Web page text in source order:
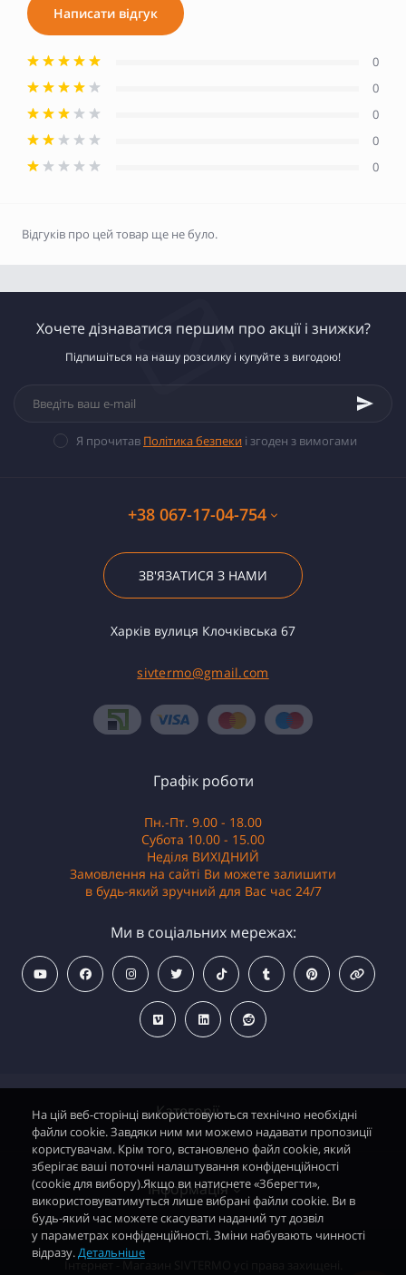
Написати відгук
0
0
0
0
0
Відгуків про цей товар ще не було.
Хочете дізнаватися першим про акції і знижки?
Підпишіться на нашу розсилку і купуйте з вигодою!
Я прочитав Політика безпеки і згоден з вимогами
+38 067-17-04-754
ЗВ'ЯЗАТИСЯ З НАМИ
Харків вулиця Клочківська 67
sivtermo@gmail.com
Категорії
Водонагрівачі електричні
Димохідні газові колонки
Димохідні газові котли і АОГВ
Інформація
Графік роботи
Пн.-Пт. 9.00 - 18.00
Субота 10.00 - 15.00
Неділя ВИХІДНИЙ
Замовлення на сайті Ви можете залишити
в будь-який зручний для Вас час 24/7
Ми в соціальних мережах:
Інтернет - Магазин SIVTERMO усі права захищені.
На цій веб-сторінці використовуються технічно необхідні
файли cookie. Завдяки ним ми можемо надавати пропозиції
користувачам. Крім того, встановлено файл cookie, який
зберігає ваші поточні налаштування конфіденційності
(cookie для вибору).Якщо ви натиснете «Зберегти»,
використовуватимуться лише вибрані файли cookie. Ви в
будь-який час можете скасувати наданий тут дозвіл
у параметрах конфіденційності. Зміни набувають чинності
відразу.Детальніше